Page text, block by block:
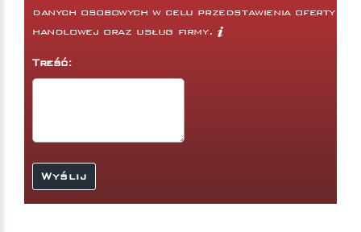
danych osobowych w celu przedstawienia oferty
handlowej oraz usług firmy.
Treść: